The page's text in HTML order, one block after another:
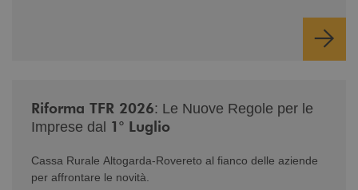
Riforma TFR 2026: Le Nuove Regole per le
Imprese dal 1° Luglio
Cassa Rurale Altogarda-Rovereto al fianco delle aziende
per affrontare le novità.